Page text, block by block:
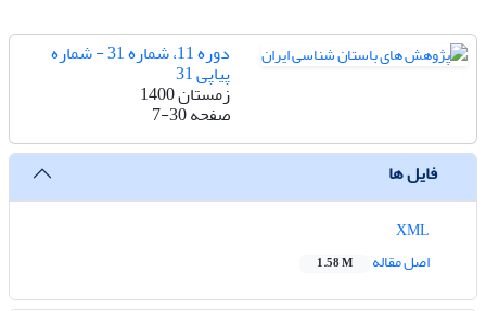
دوره 11، شماره 31 - شماره
پیاپی 31
زمستان 1400
صفحه7-30
فایل ها
اصل مقاله
1.58 M